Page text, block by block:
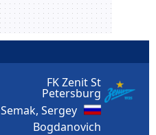
FK Zenit St
Petersburg
Semak, Sergey
Bogdanovich